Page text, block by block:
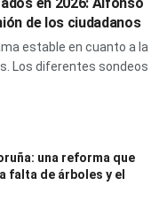
de los ciudadanos
estable en cuanto a la
Los diferentes sondeos
una reforma que
falta de árboles y el